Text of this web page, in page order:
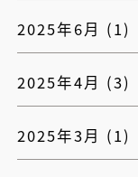
2025年6月 (1)
2025年4月 (3)
2025年3月 (1)